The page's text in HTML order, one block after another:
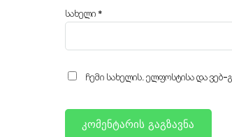
სახელი *
ჩემი სახელის. ელფოსტისა და ვებ-